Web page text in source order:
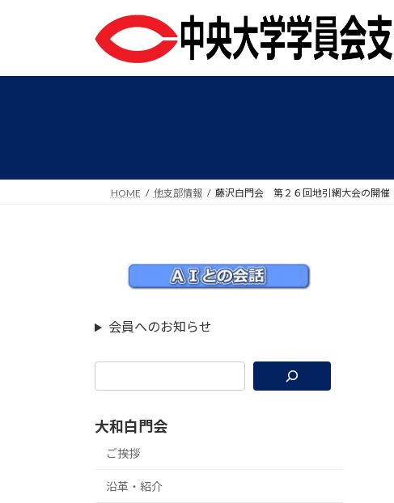
プ
動
HOME 他支部情報 藤沢白門会 第２６回地引網大会の開催
会員へのお知らせ
大和白門会
ご挨拶
沿革・紹介